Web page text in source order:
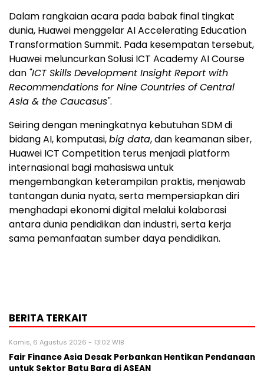
Dalam rangkaian acara pada babak final tingkat
dunia, Huawei menggelar AI Accelerating Education
Transformation Summit. Pada kesempatan tersebut,
Huawei meluncurkan Solusi ICT Academy AI Course
dan "ICT Skills Development Insight Report with
Recommendations for Nine Countries of Central
Asia & the Caucasus".
Seiring dengan meningkatnya kebutuhan SDM di
bidang AI, komputasi,big data, dan keamanan siber,
Huawei ICT Competition terus menjadi platform
internasional bagi mahasiswa untuk
mengembangkan keterampilan praktis, menjawab
tantangan dunia nyata, serta mempersiapkan diri
menghadapi ekonomi digital melalui kolaborasi
antara dunia pendidikan dan industri, serta kerja
sama pemanfaatan sumber daya pendidikan.
BERITA TERKAIT
Kamis, 6 Agustus 2026 - 13:02 WIB
Fair Finance Asia Desak Perbankan Hentikan Pendanaan
untuk Sektor Batu Bara di ASEAN